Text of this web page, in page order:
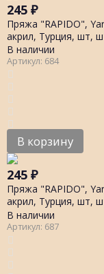
245 ₽
Пряжа "RAPIDO",
акрил, Турция, шт,
В наличии
Артикул: 684
В корзину
245 ₽
Пряжа "RAPIDO",
акрил, Турция, шт,
В наличии
Артикул: 687